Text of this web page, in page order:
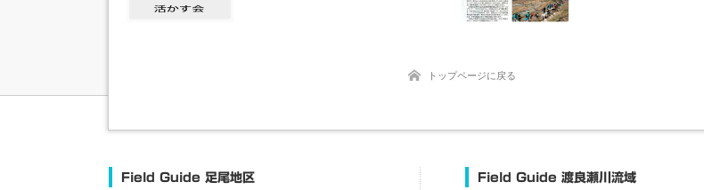
トップページに戻る
Field Guide 足尾地区 Field Guide 渡良瀬川流域